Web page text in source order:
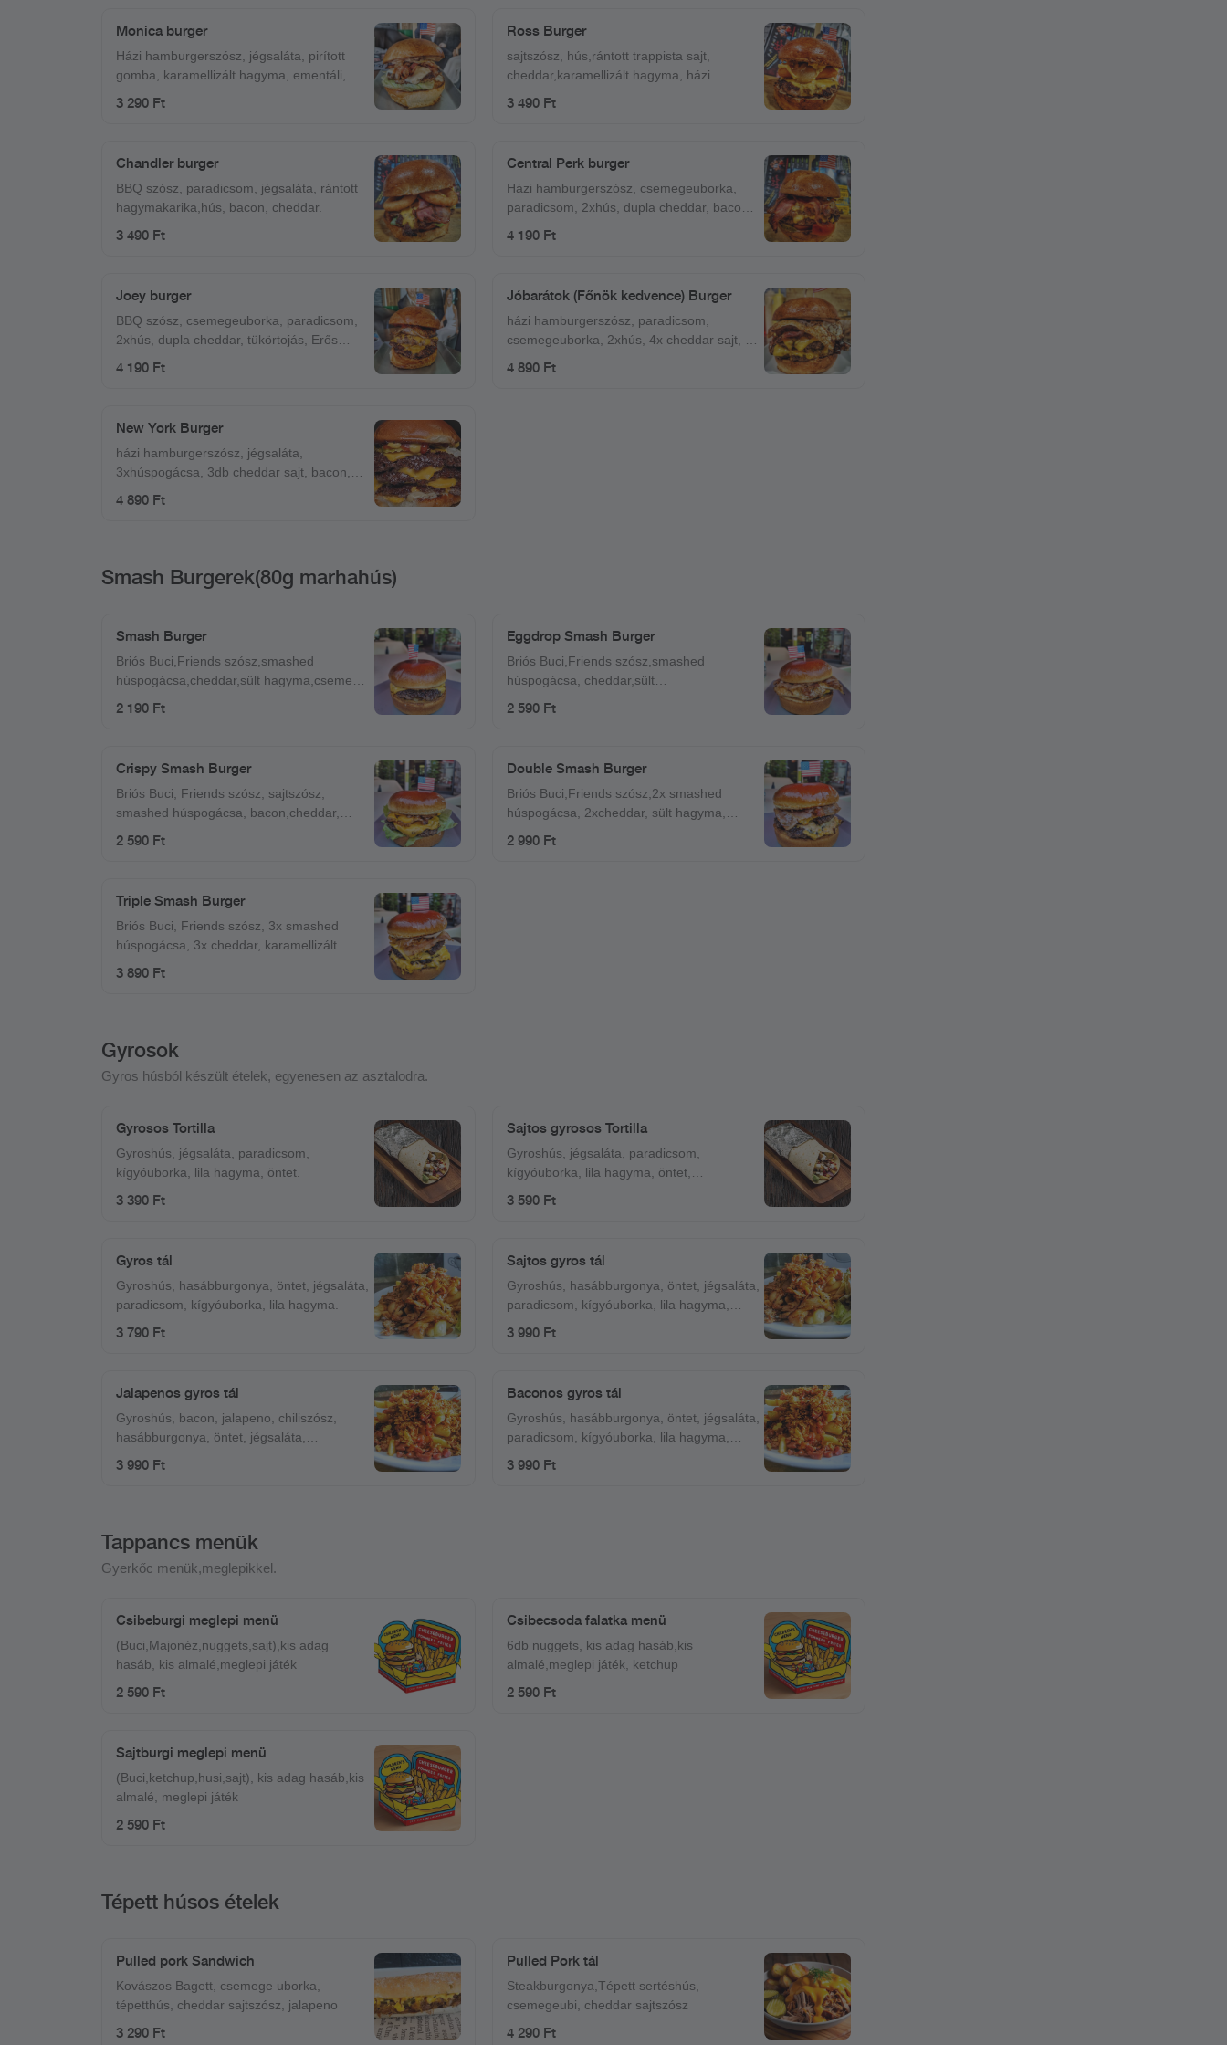
Monica burger
Házi hamburgerszósz, jégsaláta, pirított
gomba, karamellizált hagyma, ementáli,
3 290 Ft
Ross Burger
sajtszósz, hús,rántott trappista sajt,
cheddar,karamellizált hagyma, házi
3 490 Ft
Chandler burger
BBQ szósz, paradicsom, jégsaláta, rántott
hagymakarika,hús, bacon, cheddar.
3 490 Ft
Central Perk burger
Házi hamburgerszósz, csemegeuborka,
paradicsom, 2xhús, dupla cheddar, bacon,
4 190 Ft
Joey burger
BBQ szósz, csemegeuborka, paradicsom,
2xhús, dupla cheddar, tükörtojás, Erős
4 190 Ft
Jóbarátok (Főnök kedvence) Burger
házi hamburgerszósz, paradicsom,
csemegeuborka, 2xhús, 4x cheddar sajt, 4x
4 890 Ft
New York Burger
házi hamburgerszósz, jégsaláta,
3xhúspogácsa, 3db cheddar sajt, bacon,
4 890 Ft
Smash Burgerek(80g marhahús)
Smash Burger
Briós Buci,Friends szósz,smashed
húspogácsa,cheddar,sült hagyma,csemege
2 190 Ft
Eggdrop Smash Burger
Briós Buci,Friends szósz,smashed
húspogácsa, cheddar,sült
2 590 Ft
Crispy Smash Burger
Briós Buci, Friends szósz, sajtszósz,
smashed húspogácsa, bacon,cheddar,
2 590 Ft
Double Smash Burger
Briós Buci,Friends szósz,2x smashed
húspogácsa, 2xcheddar, sült hagyma,
2 990 Ft
Triple Smash Burger
Briós Buci, Friends szósz, 3x smashed
húspogácsa, 3x cheddar, karamellizált
3 890 Ft
Gyrosok
Gyros húsból készült ételek, egyenesen az asztalodra.
Gyrosos Tortilla
Gyroshús, jégsaláta, paradicsom,
kígyóuborka, lila hagyma, öntet.
3 390 Ft
Sajtos gyrosos Tortilla
Gyroshús, jégsaláta, paradicsom,
kígyóuborka, lila hagyma, öntet,
3 590 Ft
Gyros tál
Gyroshús, hasábburgonya, öntet, jégsaláta,
paradicsom, kígyóuborka, lila hagyma.
3 790 Ft
Sajtos gyros tál
Gyroshús, hasábburgonya, öntet, jégsaláta,
paradicsom, kígyóuborka, lila hagyma,
3 990 Ft
Jalapenos gyros tál
Gyroshús, bacon, jalapeno, chiliszósz,
hasábburgonya, öntet, jégsaláta,
3 990 Ft
Baconos gyros tál
Gyroshús, hasábburgonya, öntet, jégsaláta,
paradicsom, kígyóuborka, lila hagyma,
3 990 Ft
Tappancs menük
Gyerkőc menük,meglepikkel.
Csibeburgi meglepi menü
(Buci,Majonéz,nuggets,sajt),kis adag
hasáb, kis almalé,meglepi játék
2 590 Ft
Csibecsoda falatka menü
6db nuggets, kis adag hasáb,kis
almalé,meglepi játék, ketchup
2 590 Ft
Sajtburgi meglepi menü
(Buci,ketchup,husi,sajt), kis adag hasáb,kis
almalé, meglepi játék
2 590 Ft
Tépett húsos ételek
Pulled pork Sandwich
Kovászos Bagett, csemege uborka,
tépetthús, cheddar sajtszósz, jalapeno
3 290 Ft
Pulled Pork tál
Steakburgonya,Tépett sertéshús,
csemegeubi, cheddar sajtszósz
4 290 Ft